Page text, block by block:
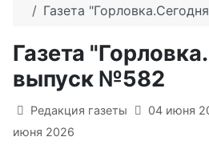
Газета
Газета
выпуск №582
Информация о материале
Редакция газеты 04 июня
июня 2026